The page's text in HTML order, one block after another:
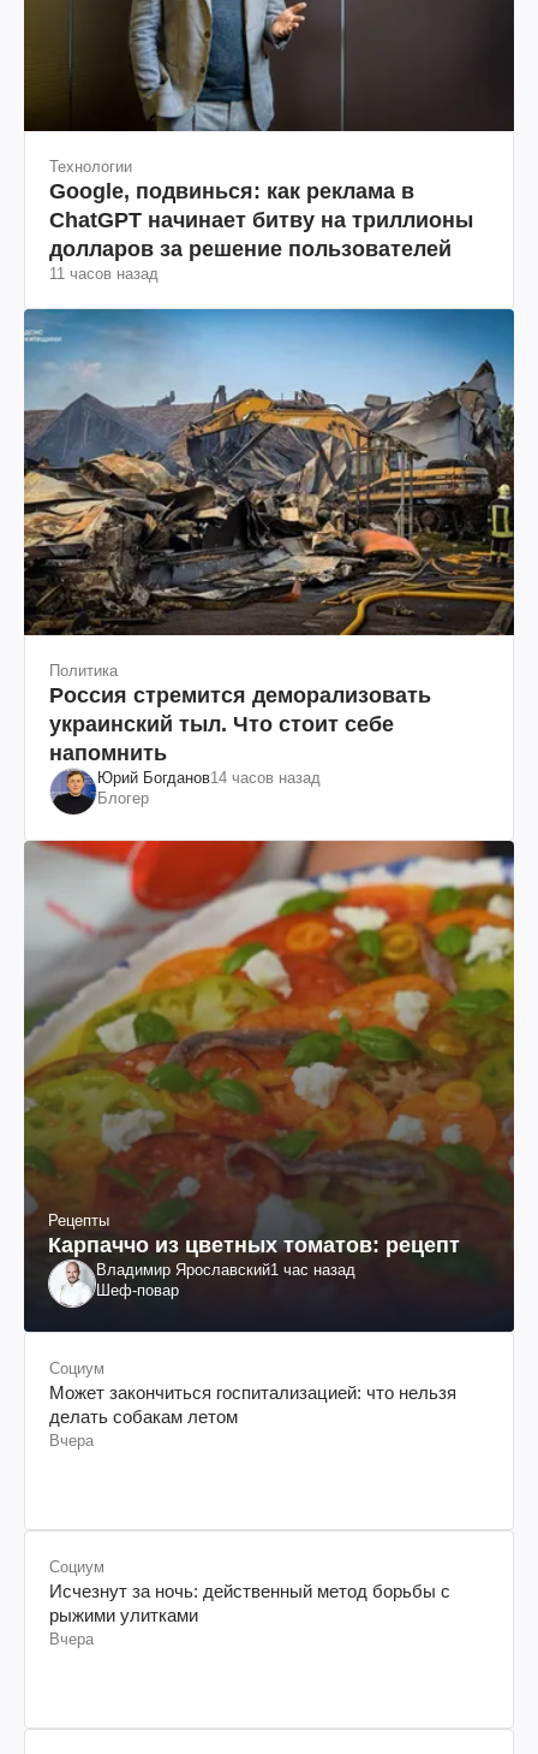
Технологии
Google, подвинься: как реклама в
ChatGPT начинает битву на триллионы
долларов за решение пользователей
11 часов назад
Политика
Россия стремится деморализовать
украинский тыл. Что стоит себе
напомнить
Юрий Богданов14 часов назад
Блогер
Рецепты
Карпаччо из цветных томатов: рецепт
Владимир Ярославский1 час назад
Шеф-повар
Социум
Может закончиться госпитализацией: что нельзя
делать собакам летом
Вчера
Социум
Исчезнут за ночь: действенный метод борьбы с
рыжими улитками
Вчера